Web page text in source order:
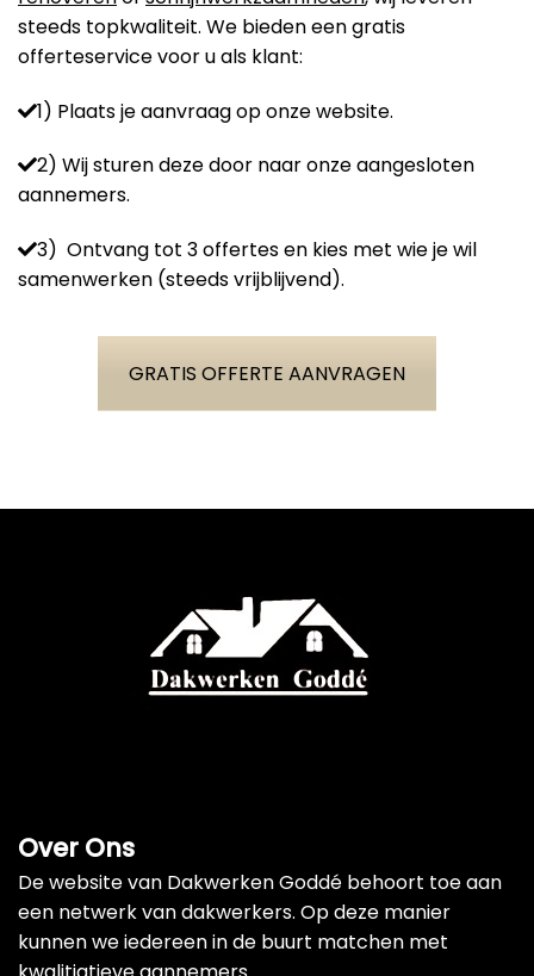
steeds topkwaliteit. We bieden een gratis
offerteservice voor u als klant:
1) Plaats je aanvraag op onze website.
2) Wij sturen deze door naar onze aangesloten
aannemers.
3) Ontvang tot 3 offertes en kies met wie je wil
samenwerken (steeds vrijblijvend).
GRATIS OFFERTE AANVRAGEN
Over Ons
De website van Dakwerken Goddé behoort toe aan
een netwerk van dakwerkers. Op deze manier
kunnen we iedereen in de buurt matchen met